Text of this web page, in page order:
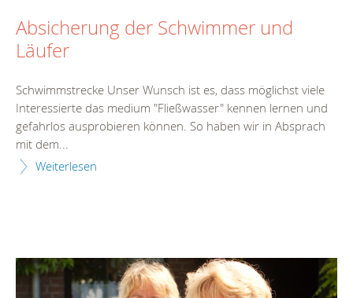
Absicherung der Schwimmer und
Läufer
Schwimmstrecke Unser Wunsch ist es, dass möglichst viele
Interessierte das medium "Fließwasser" kennen lernen und
gefahrlos ausprobieren können. So haben wir in Absprach
mit dem...
Weiterlesen